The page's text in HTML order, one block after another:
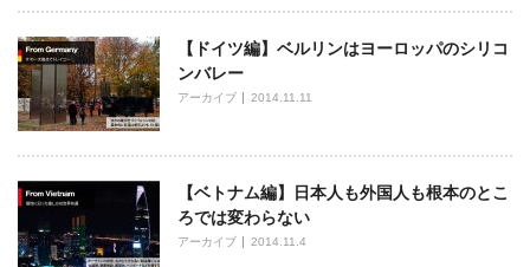
【ドイツ編】ベルリンはヨーロッパのシリコ
ンバレー
アーカイブ 2014.11.11
【ベトナム編】日本人も外国人も根本のとこ
ろでは変わらない
アーカイブ 2014.11.4